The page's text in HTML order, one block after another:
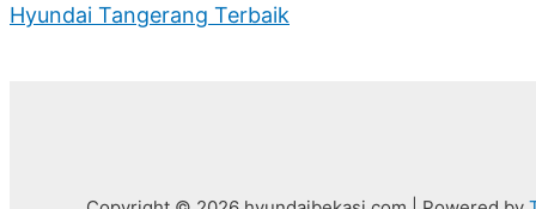
Hyundai Tangerang Terbaik